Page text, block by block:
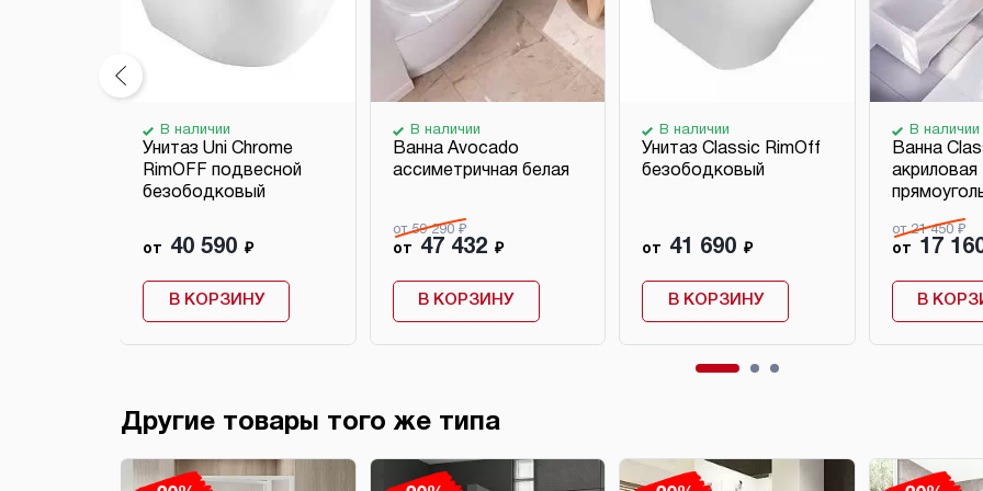
В наличии
Унитаз Uni Chrome
RimOFF подвесной
безободковый
от 40 590 ₽
В КОРЗИНУ
В наличии
Ванна Avocado
ассиметричная белая
от 59 290 ₽
от 47 432 ₽
В КОРЗИНУ
В наличии
Унитаз Classic RimOff
безободковый
от 41 690 ₽
В КОРЗИНУ
В наличии
Ванна
акриловая
от 21 450 ₽
от 17
В
Другие товары того же типа